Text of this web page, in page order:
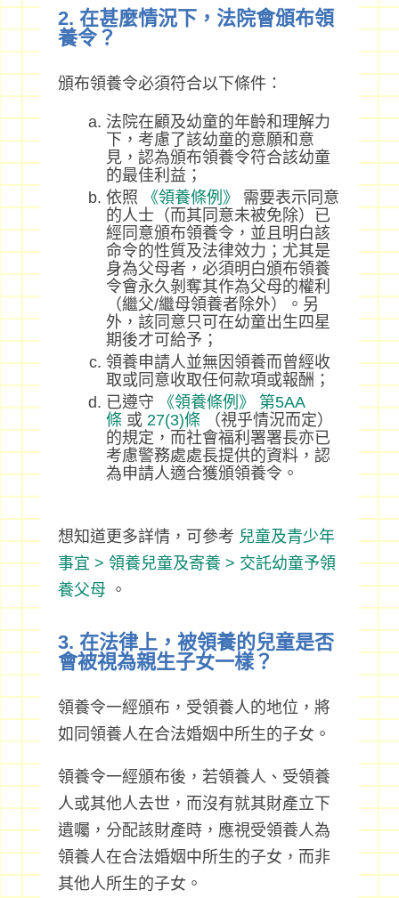
2. 在甚麼情況下，法院會頒布領
養令？
頒布領養令必須符合以下條件：
法院在顧及幼童的年齡和理解力
下，考慮了該幼童的意願和意
見，認為頒布領養令符合該幼童
的最佳利益；
依照
《領養條例》
需要表示同意
的人士（而其同意未被免除）已
經同意頒布領養令，並且明白該
命令的性質及法律效力；尤其是
身為父母者，必須明白頒布領養
令會永久剝奪其作為父母的權利
（繼父/繼母領養者除外）。另
外，該同意只可在幼童出生四星
期後才可給予；
領養申請人並無因領養而曾經收
取或同意收取任何款項或報酬；
已遵守
《領養條例》
第5AA
條 或 27(3)條 （視乎情況而定）
的規定，而社會福利署署長亦已
考慮警務處處長提供的資料，認
為申請人適合獲頒領養令。
想知道更多詳情，可參考 兒童及青少年
事宜 > 領養兒童及寄養 > 交託幼童予領
養父母 。
3. 在法律上，被領養的兒童是否
會被視為親生子女一樣？
領養令一經頒布，受領養人的地位，將
如同領養人在合法婚姻中所生的子女。
領養令一經頒布後，若領養人、受領養
人或其他人去世，而沒有就其財產立下
遺囑，分配該財產時，應視受領養人為
領養人在合法婚姻中所生的子女，而非
其他人所生的子女。